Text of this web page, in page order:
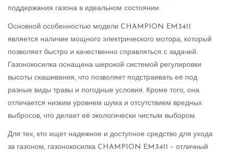
поддержания газона в идеальном состоянии.
Основной особенностью модели CHAMPION EM3411
является наличие мощного электрического мотора, который
позволяет быстро и качественно справляться с задачей.
Газонокосилка оснащена широкой системой регулировки
высоты скашивания, что позволяет подстраивать её под
разные виды травы и погодные условия. Кроме того, она
отличается низким уровнем шума и отсутствием вредных
выбросов, что делает её экологически чистым выбором.
Для тех, кто ищет надежное и доступное средство для ухода
за газоном, газонокосилка CHAMPION EM3411 – отличный